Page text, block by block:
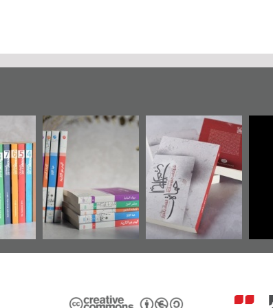
"حماة الباب الأخير":
الإصدار الأول عن
اعتصام الدراز
وأحداث ساحة
الفداء لمركز أوال
للدراسات والتوثيق
تصنيف موضوعي
للوثائق البريطانية
يقدمه «مركز أوال»
كتب
"مرآة البحرين"
تصدر حصاد
الساحات 2019